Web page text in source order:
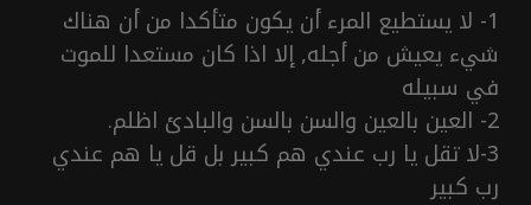
1- لا يستطيع المرء أن يكون متأكدا من أن هناك
شيء يعيش من أجله, إلا اذا كان مستعدا للموت
في سبيله
2- العين بالعين والسن بالسن والبادئ اظلم.
3-لا تقل يا رب عندي هم كبير بل قل يا هم عندي
رب كبير